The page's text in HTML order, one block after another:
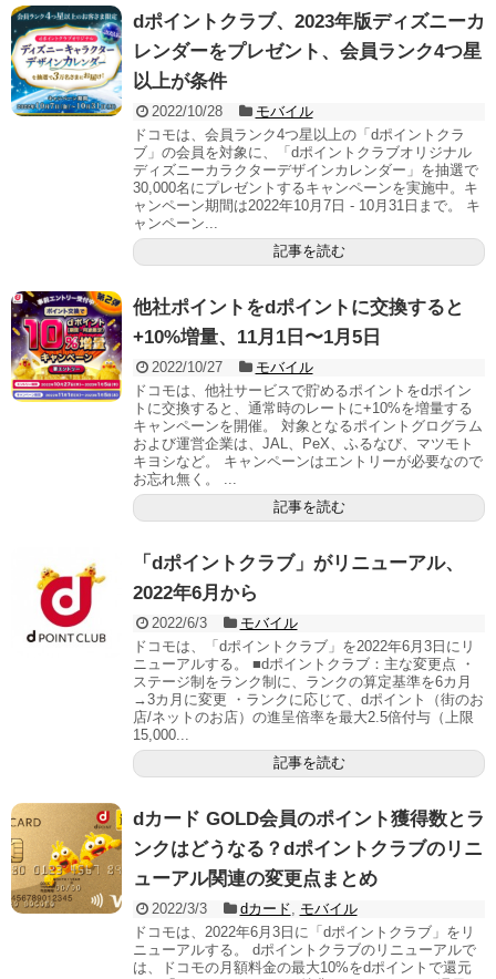
dポイントクラブ、2023年版ディズニーカ
レンダーをプレゼント、会員ランク4つ星
以上が条件
2022/10/28
モバイル
ドコモは、会員ランク4つ星以上の「dポイントクラ
ブ」の会員を対象に、「dポイントクラブオリジナル
ディズニーカラクターデザインカレンダー」を抽選で
30,000名にプレゼントするキャンペーンを実施中。キ
ャンペーン期間は2022年10月7日 - 10月31日まで。 キ
ャンペーン...
記事を読む
他社ポイントをdポイントに交換すると
+10%増量、11月1日〜1月5日
2022/10/27
モバイル
ドコモは、他社サービスで貯めるポイントをdポイン
トに交換すると、通常時のレートに+10%を増量する
キャンペーンを開催。 対象となるポイントグログラム
および運営企業は、JAL、PeX、ふるなび、マツモト
キヨシなど。 キャンペーンはエントリーが必要なので
お忘れ無く。 ...
記事を読む
「dポイントクラブ」がリニューアル、
2022年6月から
2022/6/3
モバイル
ドコモは、「dポイントクラブ」を2022年6月3日にリ
ニューアルする。 ■dポイントクラブ：主な変更点 ・
ステージ制をランク制に、ランクの算定基準を6カ月
→3カ月に変更 ・ランクに応じて、dポイント（街のお
店/ネットのお店）の進呈倍率を最大2.5倍付与（上限
15,000...
記事を読む
dカード GOLD会員のポイント獲得数とラ
ンクはどうなる？dポイントクラブのリニ
ューアル関連の変更点まとめ
2022/3/3 dカード
モバイル
ドコモは、2022年6月3日に「dポイントクラブ」をリ
ニューアルする。 dポイントクラブのリニューアルで
は、ドコモの月額料金の最大10%をdポイントで還元